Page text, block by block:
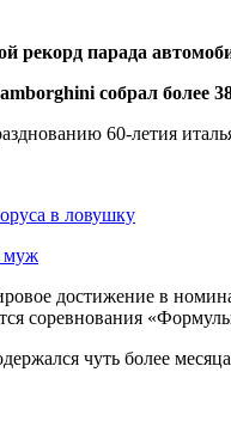
рекорд парада
60-летия
в ловушку
муж
достижение в
соревнования
чуть более